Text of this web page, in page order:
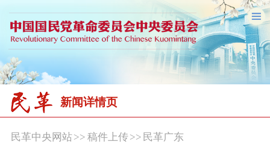
新闻详情页
民革中央网站>> 稿件上传 >> 民革广东